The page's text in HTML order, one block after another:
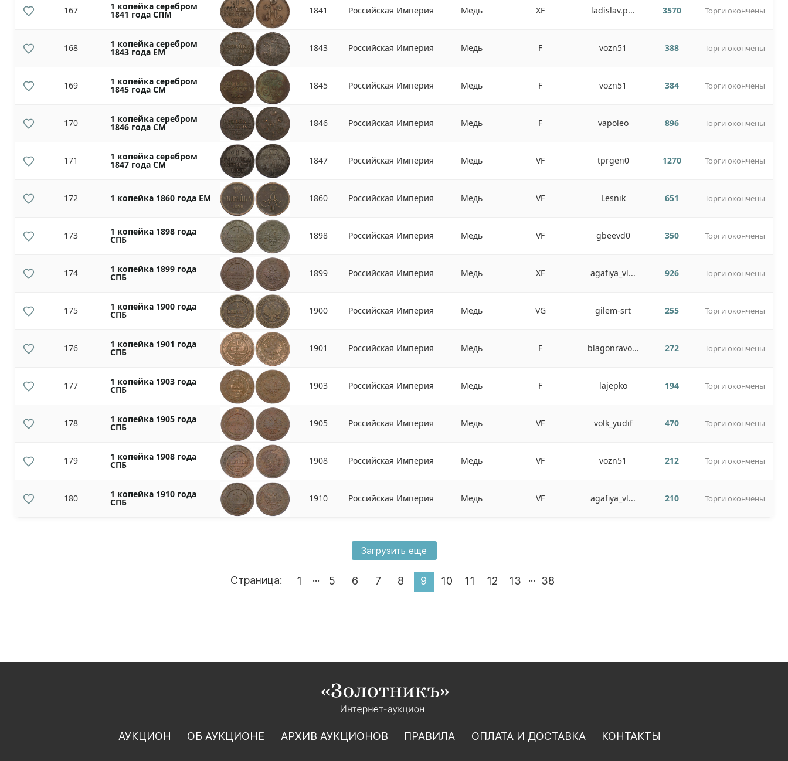
167 1 копейка серебром
1841 года СПМ 1841 Российская Империя Медь XF ladislav.p... 3570 Торги окончены
168 1 копейка серебром
1843 года ЕМ 1843 Российская Империя Медь F vozn51 388 Торги окончены
169 1 копейка серебром
1845 года СМ 1845 Российская Империя Медь F vozn51 384 Торги окончены
170 1 копейка серебром
1846 года СМ 1846 Российская Империя Медь F vapoleo 896 Торги окончены
171 1 копейка серебром
1847 года СМ 1847 Российская Империя Медь VF tprgen0 1270 Торги окончены
172 1 копейка 1860 года ЕМ 1860 Российская Империя Медь VF Lesnik 651 Торги окончены
173 1 копейка 1898 года
СПБ 1898 Российская Империя Медь VF gbeevd0 350 Торги окончены
174 1 копейка 1899 года
СПБ 1899 Российская Империя Медь XF agafiya_vl... 926 Торги окончены
175 1 копейка 1900 года
СПБ 1900 Российская Империя Медь VG gilem-srt 255 Торги окончены
176 1 копейка 1901 года
СПБ 1901 Российская Империя Медь F blagonravo... 272 Торги окончены
177 1 копейка 1903 года
СПБ 1903 Российская Империя Медь F lajepko 194 Торги окончены
178 1 копейка 1905 года
СПБ 1905 Российская Империя Медь VF volk_yudif 470 Торги окончены
179 1 копейка 1908 года
СПБ 1908 Российская Империя Медь VF vozn51 212 Торги окончены
180 1 копейка 1910 года
СПБ 1910 Российская Империя Медь VF agafiya_vl... 210 Торги окончены
Загрузить еще
Страница: 1 ... 5 6 7 8 9 10 11 12 13 ... 38
АУКЦИОН ОБ АУКЦИОНЕ АРХИВ АУКЦИОНОВ ПРАВИЛА ОПЛАТА И ДОСТАВКА КОНТАКТЫ